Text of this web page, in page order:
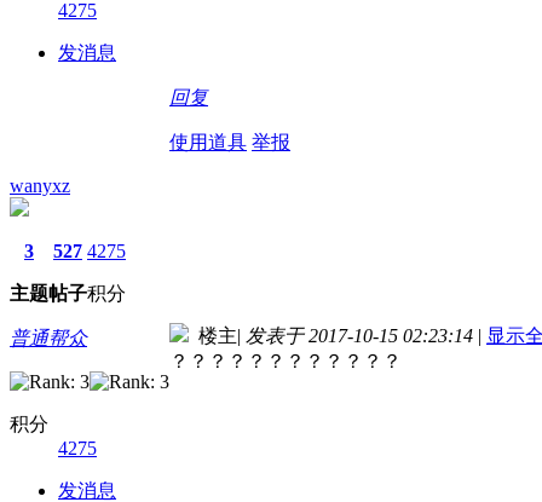
4275
发消息
回复
使用道具 举报
wanyxz
3
主题
527
帖子
4275
积分
普通帮众
积分
4275
发消息
楼主| 发表于 2017-10-15 02:23:14 | 显示
？？？？？？？？？？？？